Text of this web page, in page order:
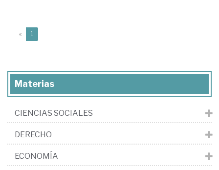
« 1
Materias
CIENCIAS SOCIALES
DERECHO
ECONOMÍA